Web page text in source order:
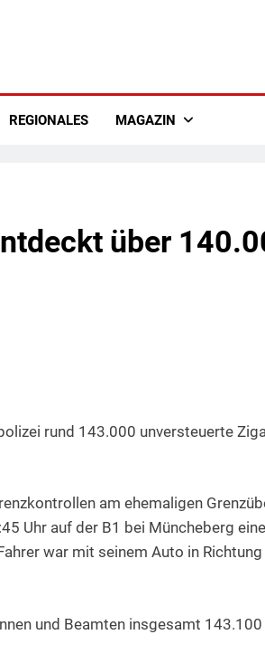
REGIONALES MAGAZIN
über
rund 143.000 unversteuerte
am ehemaligen
Uhr auf der B1 bei Müncheberg
war mit seinem Auto in
und Beamten insgesamt